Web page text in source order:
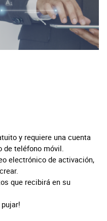
y requiere una cuenta
de teléfono móvil.
electrónico de activación,
que recibirá en su